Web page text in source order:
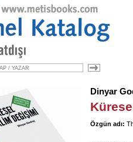
Dinyar
Özgün adı: